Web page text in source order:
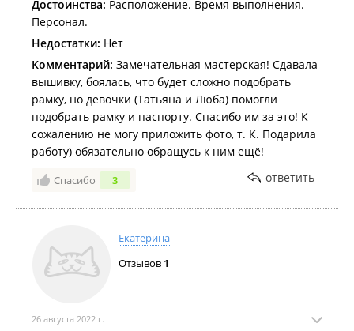
Достоинства: Расположение. Время выполнения.
Персонал.
Недостатки: Нет
Комментарий: Замечательная мастерская! Сдавала
вышивку, боялась, что будет сложно подобрать
рамку, но девочки (Татьяна и Люба) помогли
подобрать рамку и паспорту. Спасибо им за это! К
сожалению не могу приложить фото, т. К. Подарила
работу) обязательно обращусь к ним ещё!
Спасибо 3 ответить
Екатерина
Отзывов 1
26 августа 2022 г.